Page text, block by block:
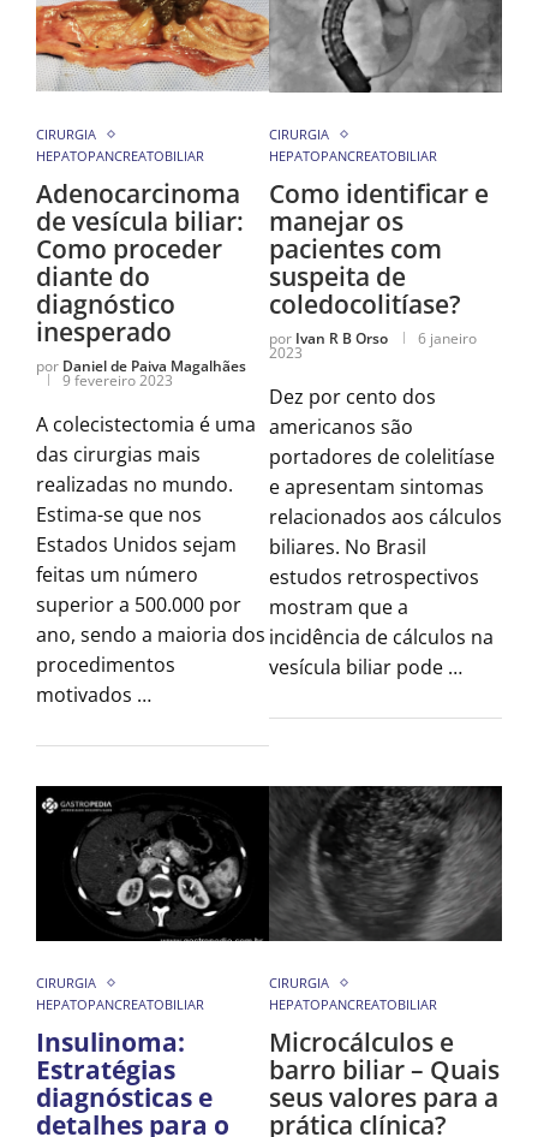
CIRURGIA
HEPATOPANCREATOBILIAR
Adenocarcinoma
de vesícula biliar:
Como proceder
diante do
diagnóstico
inesperado
por Daniel de Paiva Magalhães
9 fevereiro 2023
A colecistectomia é uma
das cirurgias mais
realizadas no mundo.
Estima-se que nos
Estados Unidos sejam
feitas um número
superior a 500.000 por
ano, sendo a maioria dos
procedimentos
motivados …
CIRURGIA
HEPATOPANCREATOBILIAR
Como identificar e
manejar os
pacientes com
suspeita de
coledocolitíase?
por Ivan R B Orso 6 janeiro
2023
Dez por cento dos
americanos são
portadores de colelitíase
e apresentam sintomas
relacionados aos cálculos
biliares. No Brasil
estudos retrospectivos
mostram que a
incidência de cálculos na
vesícula biliar pode …
CIRURGIA
HEPATOPANCREATOBILIAR
Insulinoma:
Estratégias
diagnósticas e
detalhes para o
CIRURGIA
HEPATOPANCREATOBILIAR
Microcálculos e
barro biliar – Quais
seus valores para a
prática clínica?